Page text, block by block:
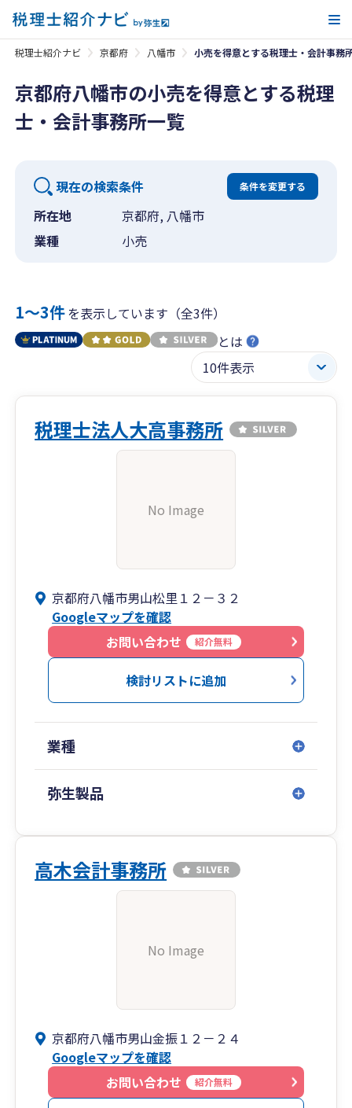
税理士紹介ナビ 京都府 八幡市 小売を得意とする税理士・会計事務
京都府八幡市の小売を得意とする税理
士・会計事務所一覧
現在の検索条件 条件を変更する
所在地
京都府, 八幡市
業種
小売
1〜3件を表示しています（全3件）
とは
税理士法人大高事務所
No Image
京都府八幡市男山松里１２－３２
Googleマップを確認
お問い合わせ
紹介無料
検討リストに追加
業種
弥生製品
高木会計事務所
No Image
京都府八幡市男山金振１２－２４
Googleマップを確認
お問い合わせ
紹介無料